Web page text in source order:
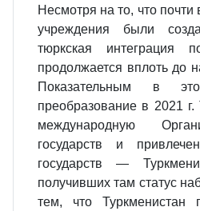
Несмотря на то, что
учреждения были
тюркская интеграция
продолжается вплоть до
Показательным в
преобразование в 2021
международную
государств и
государств —
получивших там статус
тем, что Туркменистан